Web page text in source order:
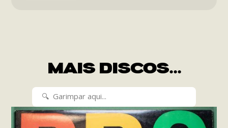
MAIS DISCOS...